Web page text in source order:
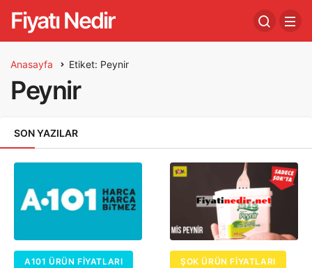
Fiyatı Nedir
Anasayfa Etiket: Peynir
Peynir
SON YAZILAR
A101 ÜRÜN FIYATLARI ŞOK ÜRÜN FIYATLARI